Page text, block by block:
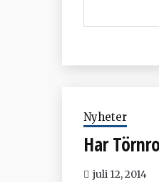
Nyheter
Har
juli 12, 2014